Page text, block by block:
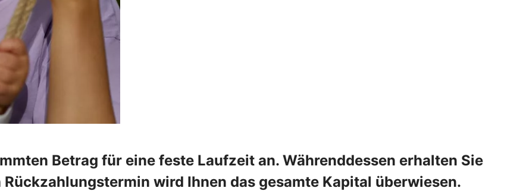
Betrag für eine feste Laufzeit an. Währenddessen erhalten Sie
wird Ihnen das gesamte Kapital überwiesen.